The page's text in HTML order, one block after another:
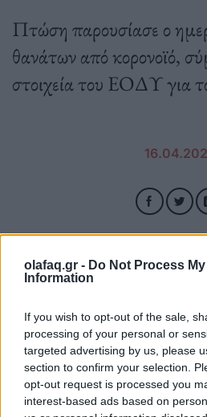
olafaq.gr - Do Not Process
Information
If you wish to opt-out of the sale,
processing of your personal or
targeted advertising by us, please
section to confirm your selection.
opt-out request is processed you
interest-based ads based on
Πτώση παρουσίασε ο
θανάτων από κορονοϊό,
στοιχεία του ΕΟΔΥ για